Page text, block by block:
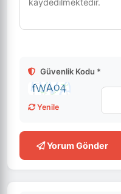
Güvenlik Kodu *
Yenile
Yorum Gönder